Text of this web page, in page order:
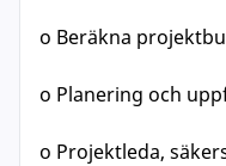
o Beräkna
o Planering och
o Projektleda,